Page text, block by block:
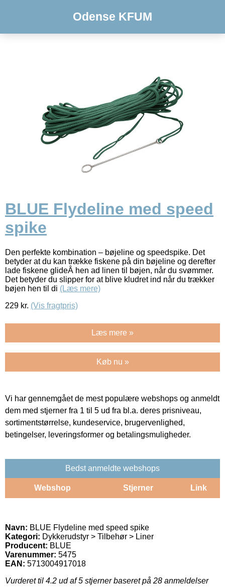
Odense KFUM
BLUE Flydeline med speed
spike
Den perfekte kombination – bøjeline og speedspike. Det
betyder at du kan trække fiskene på din bøjeline og derefter
lade fiskene glideÂ hen ad linen til bøjen, når du svømmer.
Det betyder du slipper for at blive kludret ind når du trækker
bøjen hen til di (Læs mere)
229 kr. (Vis fragtpris)
Læs mere »
Køb nu »
Vi har gennemgået de mest populære webshops og anmeldt
dem med stjerner fra 1 til 5 ud fra bl.a. deres prisniveau,
sortimentstørrelse, kundeservice, brugervenlighed,
betingelser, leveringsformer og betalingsmuligheder.
Bedst anmeldte webshops
Webshop Stjerner Link
Navn: BLUE Flydeline med speed spike
Kategori: Dykkerudstyr > Tilbehør > Liner
Producent: BLUE
Varenummer: 5475
EAN: 5713004917018
Vurderet til 4.2 ud af 5 stjerner baseret på 28 anmeldelser